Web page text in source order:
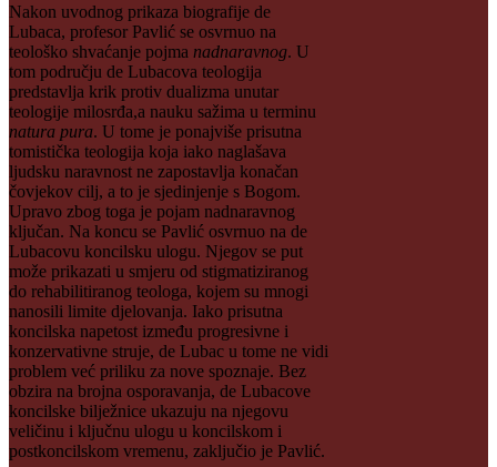
Nakon uvodnog prikaza biografije de
Lubaca, profesor Pavlić se osvrnuo na
teološko shvaćanje pojma nadnaravnog. U
tom području de Lubacova teologija
predstavlja krik protiv dualizma unutar
teologije milosrđa,a nauku sažima u terminu
natura pura. U tome je ponajviše prisutna
tomistička teologija koja iako naglašava
ljudsku naravnost ne zapostavlja konačan
čovjekov cilj, a to je sjedinjenje s Bogom.
Upravo zbog toga je pojam nadnaravnog
ključan. Na koncu se Pavlić osvrnuo na de
Lubacovu koncilsku ulogu. Njegov se put
može prikazati u smjeru od stigmatiziranog
do rehabilitiranog teologa, kojem su mnogi
nanosili limite djelovanja. Iako prisutna
koncilska napetost između progresivne i
konzervativne struje, de Lubac u tome ne vidi
problem već priliku za nove spoznaje. Bez
obzira na brojna osporavanja, de Lubacove
koncilske bilježnice ukazuju na njegovu
veličinu i ključnu ulogu u koncilskom i
postkoncilskom vremenu, zaključio je Pavlić.